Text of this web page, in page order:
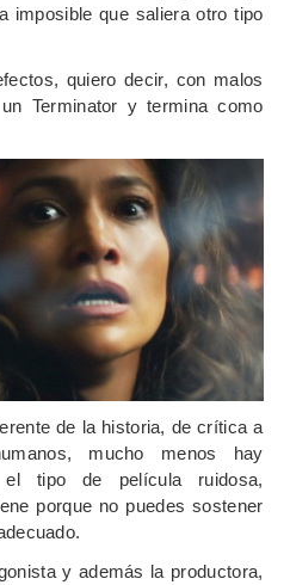
imposible que saliera otro tipo
quiero decir, con malos
Terminator y termina como
de la historia, de crítica a
mucho menos hay
el tipo de película ruidosa,
porque no puedes sostener
y además la productora,